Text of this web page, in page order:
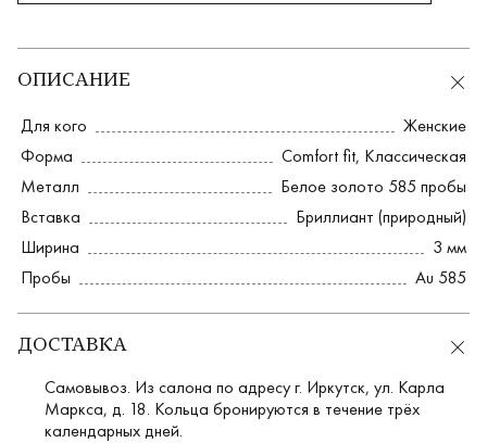
ОПИСАНИЕ
Для кого
Женские
Форма
Comfort fit, Классическая
Металл
Белое золото 585 пробы
Вставка
Бриллиант (природный)
Ширина
3 мм
Пробы
Au 585
ДОСТАВКА
Самовывоз. Из салона по адресу г. Иркутск, ул. Карла
Маркса, д. 18. Кольца бронируются в течение трёх
календарных дней.